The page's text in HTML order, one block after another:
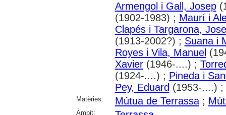
Armengol i Gall, Josep
(1902-1983) ; Maurí i
Clapés i Targarona,
(1913-2002?) ; Suana i
Royes i Vila, Manuel
Xavier(1946-....) ;
(1924-....) ; Pineda i
Pey, Eduard (1953-....) ;
Matèries: Mútua de Terrassa;
Àmbit: